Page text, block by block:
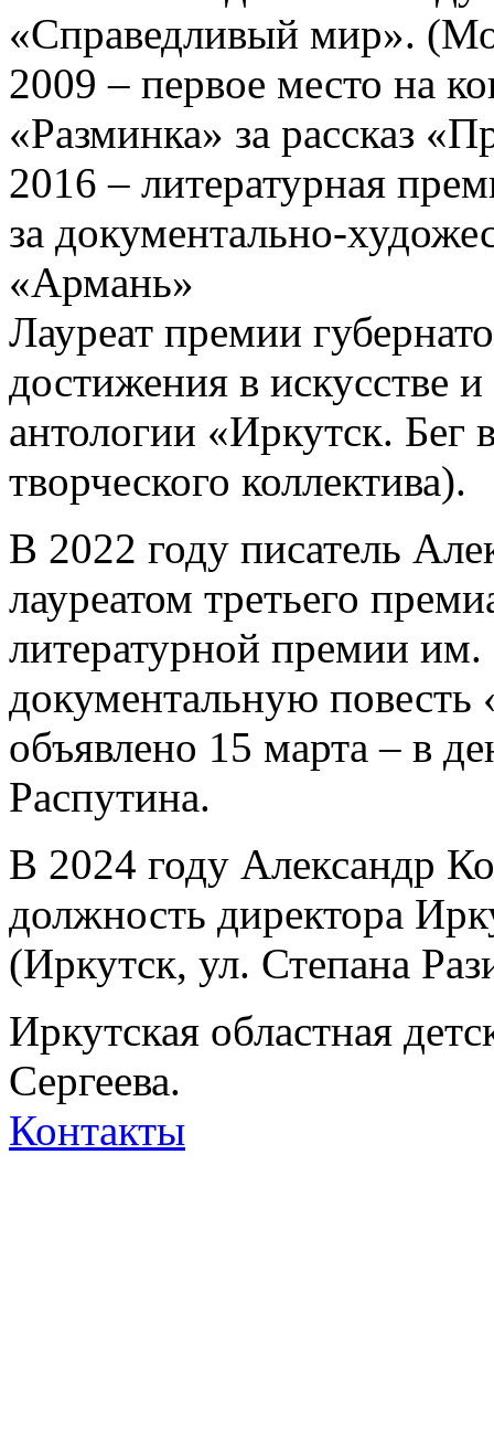
«Справедливый мир».
2009 – первое место на
«Разминка» за рассказ
2016 – литературная
за документально-
«Армань»
Лауреат премии
достижения в искусстве
антологии «Иркутск. Бег
творческого коллектива).
В 2022 году писатель
лауреатом третьего
литературной премии им.
документальную
объявлено 15 марта – в
Распутина.
В 2024 году Александр
должность директора
(Иркутск, ул. Степана
Иркутская областная
Сергеева.
Контакты